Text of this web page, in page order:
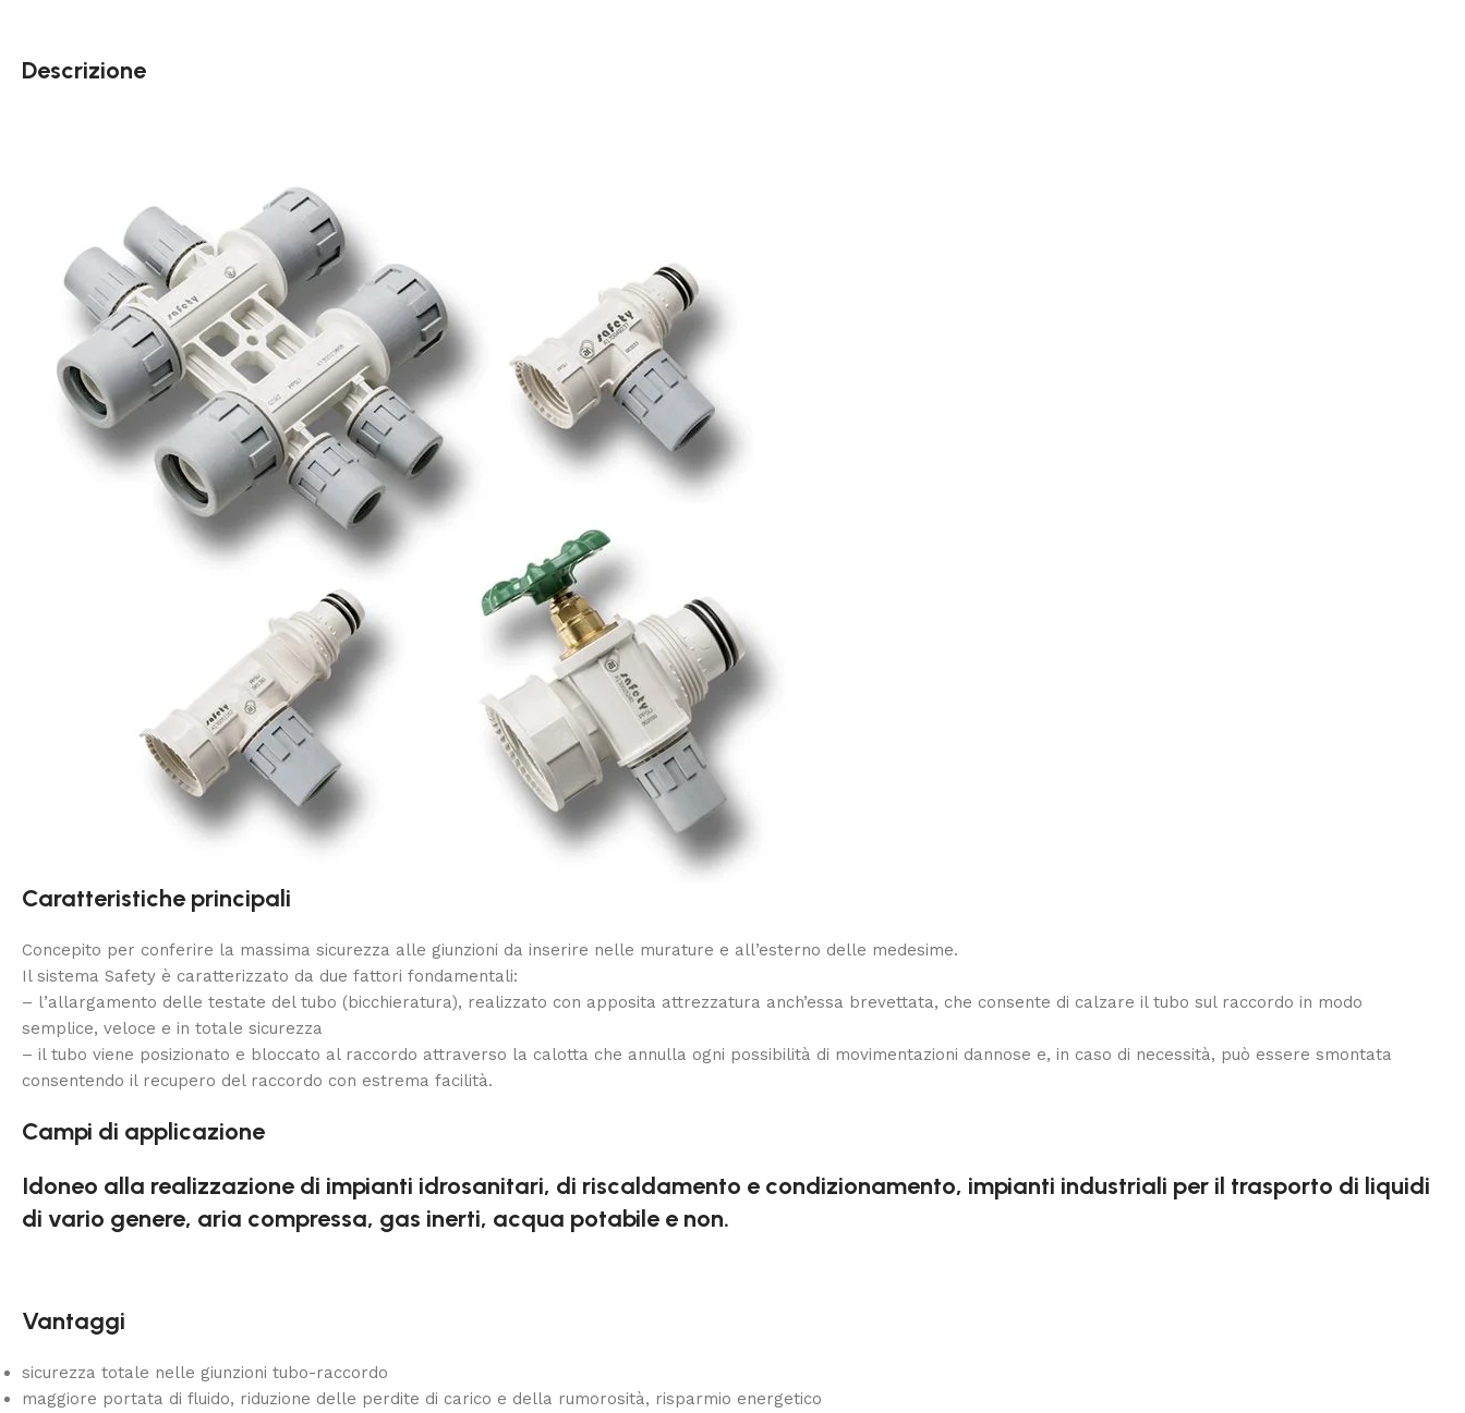
Descrizione
Caratteristiche principali
Concepito per conferire la massima sicurezza alle giunzioni da inserire nelle murature e all’esterno delle medesime.
Il sistema Safety è caratterizzato da due fattori fondamentali:
– l’allargamento delle testate del tubo (bicchieratura), realizzato con apposita attrezzatura anch’essa brevettata, che consente di calzare il tubo sul raccordo in modo
semplice, veloce e in totale sicurezza
– il tubo viene posizionato e bloccato al raccordo attraverso la calotta che annulla ogni possibilità di movimentazioni dannose e, in caso di necessità, può essere smontata
consentendo il recupero del raccordo con estrema facilità.
Campi di applicazione
Idoneo alla realizzazione di impianti idrosanitari, di riscaldamento e condizionamento, impianti industriali per il trasporto di liquidi
di vario genere, aria compressa, gas inerti, acqua potabile e non.
Vantaggi
sicurezza totale nelle giunzioni tubo-raccordo
maggiore portata di fluido, riduzione delle perdite di carico e della rumorosità, risparmio energetico